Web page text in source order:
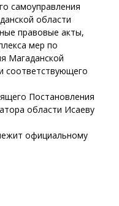
самоуправления
области
правовые акты,
мер по
Магаданской
соответствующего
Постановления
области Исаеву
официальному